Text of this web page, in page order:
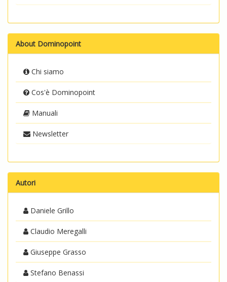
About Dominopoint
Chi siamo
Cos'è Dominopoint
Manuali
Newsletter
Autori
Daniele Grillo
Claudio Meregalli
Giuseppe Grasso
Stefano Benassi